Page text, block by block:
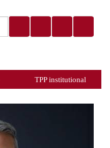
TPP institutional